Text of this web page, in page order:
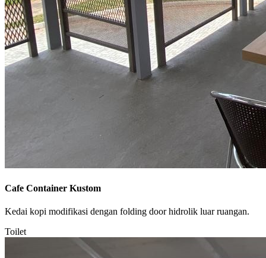
Cafe Container Kustom
Kedai kopi modifikasi dengan folding door hidrolik luar ruangan.
Toilet